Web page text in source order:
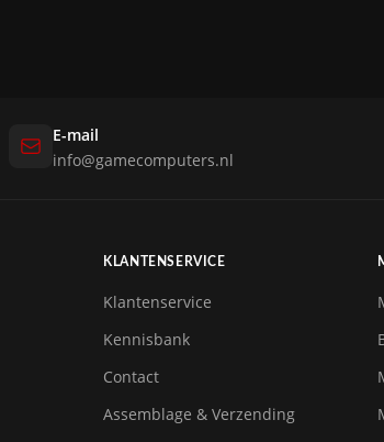
E-mail
info@gamecomputers.nl
KLANTENSERVICE
Klantenservice
Kennisbank
Contact
Assemblage & Verzending